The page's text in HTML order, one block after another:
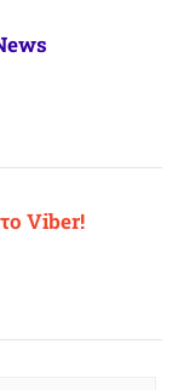
Viber!